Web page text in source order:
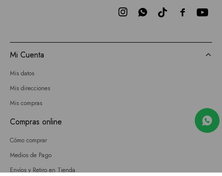

 
Mi Cuenta
Mis datos
Mis direcciones
Mis compras
Compras online
Cómo comprar
Medios de Pago
Envíos y Retiro en Tienda